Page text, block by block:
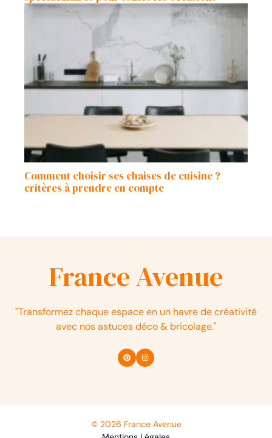
Comment choisir ses chaises de cuisine ?
critères à prendre en compte
France Avenue
"Transformez chaque espace en un havre de créativité
avec nos astuces déco & bricolage."
© 2026 France Avenue